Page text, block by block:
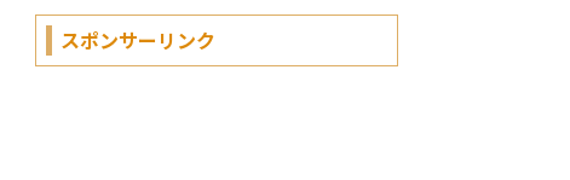
スポンサーリンク